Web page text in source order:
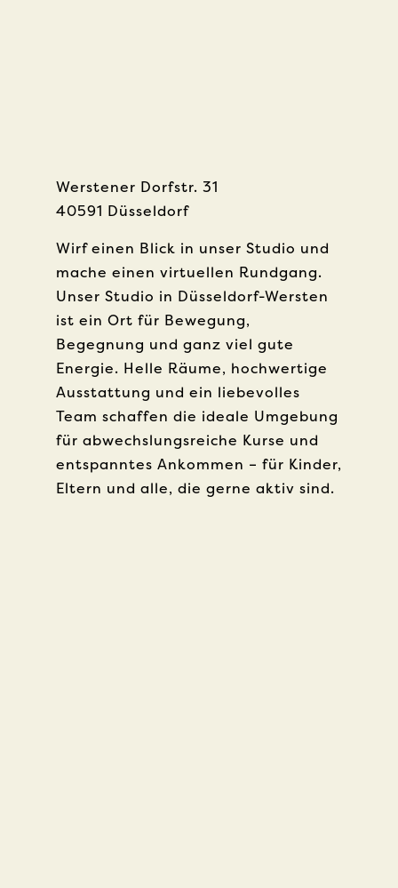
Werstener Dorfstr. 31
40591 Düsseldorf
Wirf einen Blick in unser Studio und
mache einen virtuellen Rundgang.
Unser Studio in Düsseldorf-Wersten
ist ein Ort für Bewegung,
Begegnung und ganz viel gute
Energie. Helle Räume, hochwertige
Ausstattung und ein liebevolles
Team schaffen die ideale Umgebung
für abwechslungsreiche Kurse und
entspanntes Ankommen – für Kinder,
Eltern und alle, die gerne aktiv sind.